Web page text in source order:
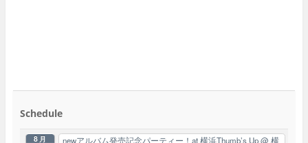
Schedule
8月 newアルバム発売記念パーティー！at 横浜Thumb’s Up@ 横